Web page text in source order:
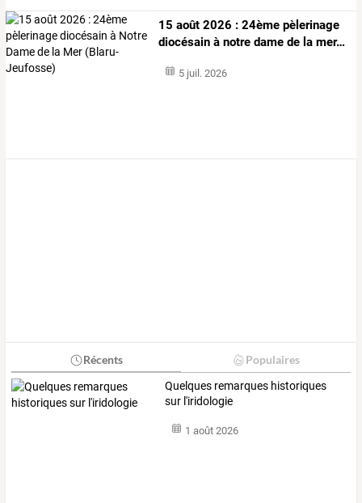
15 août 2026 : 24ème pèlerinage
diocésain à notre dame de la mer…
5 juil. 2026
Récents Populaires
Quelques remarques historiques
sur l'iridologie
1 août 2026